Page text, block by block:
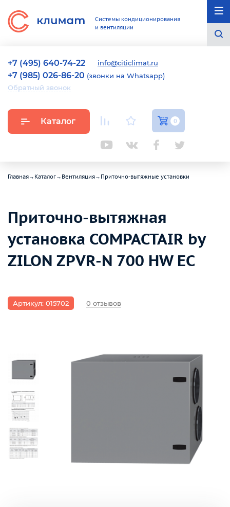
Системы кондиционирования
и вентиляции
+7 (495) 640-74-22 info@citiclimat.ru
+7 (985) 026-86-20 (звонки на Whatsapp)
Обратный звонок
Каталог 0
Главная→ Каталог→ Вентиляция→ Приточно-вытяжные установки
Приточно-вытяжная
установка COMPACTAIR by
ZILON ZPVR-N 700 HW EC
Артикул: 015702 0 отзывов